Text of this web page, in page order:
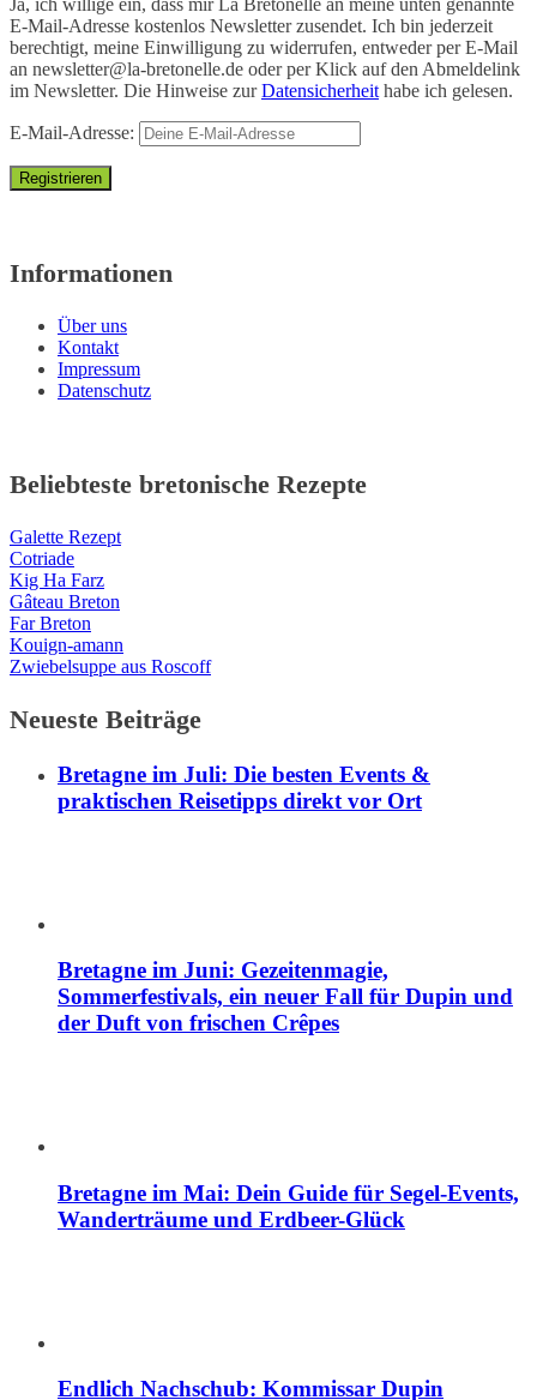
Ja, ich willige ein, dass mir La Bretonelle an meine unten genannte
E-Mail-Adresse kostenlos Newsletter zusendet. Ich bin jederzeit
berechtigt, meine Einwilligung zu widerrufen, entweder per E-Mail
an newsletter@la-bretonelle.de oder per Klick auf den Abmeldelink
im Newsletter. Die Hinweise zurDatensicherheit habe ich gelesen.
E-Mail-Adresse:
Informationen
Über uns
Kontakt
Impressum
Datenschutz
Beliebteste bretonische Rezepte
Galette Rezept
Cotriade
Kig Ha Farz
Gâteau Breton
Far Breton
Kouign-amann
Zwiebelsuppe aus Roscoff
Neueste Beiträge
Bretagne im Juli: Die besten Events &
praktischen Reisetipps direkt vor Ort
Bretagne im Juni: Gezeitenmagie,
Sommerfestivals, ein neuer Fall für Dupin und
der Duft von frischen Crêpes
Bretagne im Mai: Dein Guide für Segel-Events,
Wanderträume und Erdbeer-Glück
Endlich Nachschub: Kommissar Dupin